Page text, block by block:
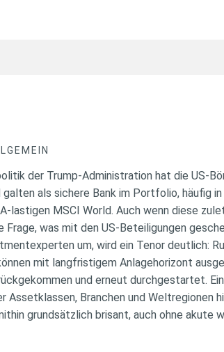
der Trump-Administration hat die US-
galten als sichere Bank im Portfolio, häufig
lastigen MSCI World. Auch wenn diese
Frage, was mit den US-Beteiligungen
um, wird ein Tenor deutlich:
mit langfristigem Anlagehorizont
und erneut durchgestartet.
Assetklassen, Branchen und Weltregionen
grundsätzlich brisant, auch ohne akute